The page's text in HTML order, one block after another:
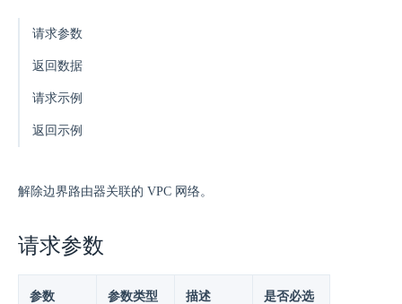
请求参数
返回数据
请求示例
返回示例
解除边界路由器关联的 VPC 网络。
请求参数
参数 参数类型 描述 是否必选